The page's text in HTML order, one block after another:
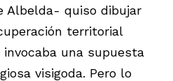
Albelda- quiso dibujar
territorial
una supuesta
visigoda. Pero lo